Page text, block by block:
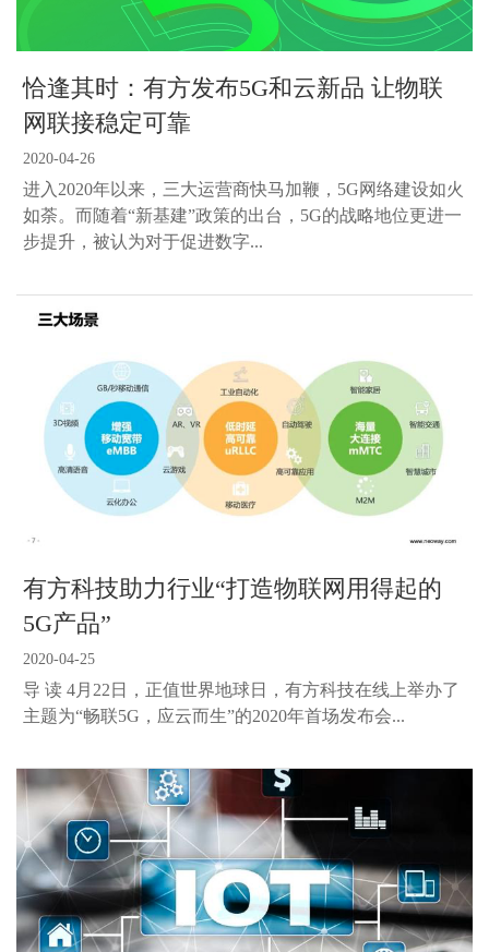
恰逢其时：有方发布5G和云新品 让物联
网联接稳定可靠
2020-04-26
进入2020年以来，三大运营商快马加鞭，5G网络建设如火
如荼。而随着“新基建”政策的出台，5G的战略地位更进一
步提升，被认为对于促进数字...
有方科技助力行业“打造物联网用得起的
5G产品”
2020-04-25
导 读 4月22日，正值世界地球日，有方科技在线上举办了
主题为“畅联5G，应云而生”的2020年首场发布会...